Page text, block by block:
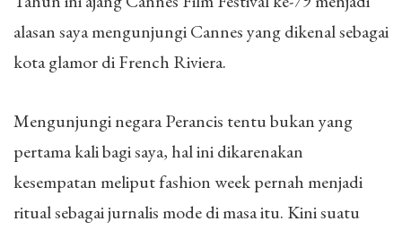
alasan saya mengunjungi Cannes yang dikenal sebagai
kota glamor di French Riviera.
Mengunjungi negara Perancis tentu bukan yang
pertama kali bagi saya, hal ini dikarenakan
kesempatan meliput fashion week pernah menjadi
ritual sebagai jurnalis mode di masa itu. Kini suatu